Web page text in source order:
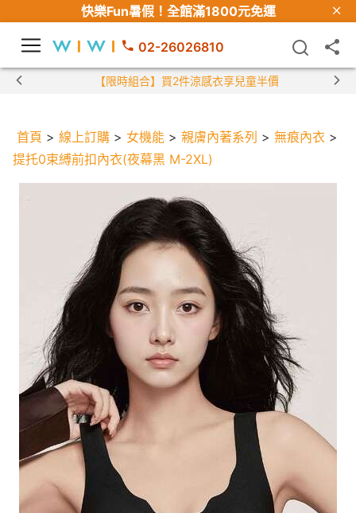
快樂Fun暑假！ 全館滿1800元免運
02-26026810
【限時組合】買2件涼感衣享兒童半價
首頁 > 線上訂購 > 女機能 > 親膚內著系列 > 無痕內衣 >
提托0束縛前扣內衣(夜幕黑 M-2XL)